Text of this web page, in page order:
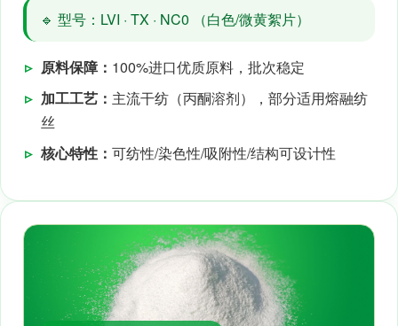
🔹 型号：LVI · TX · NC0 （白色/微黄絮片）
▹ 原料保障： 100%进口优质原料，批次稳定
▹ 加工工艺： 主流干纺（丙酮溶剂），部分适用熔融纺
丝
▹ 核心特性： 可纺性/染色性/吸附性/结构可设计性